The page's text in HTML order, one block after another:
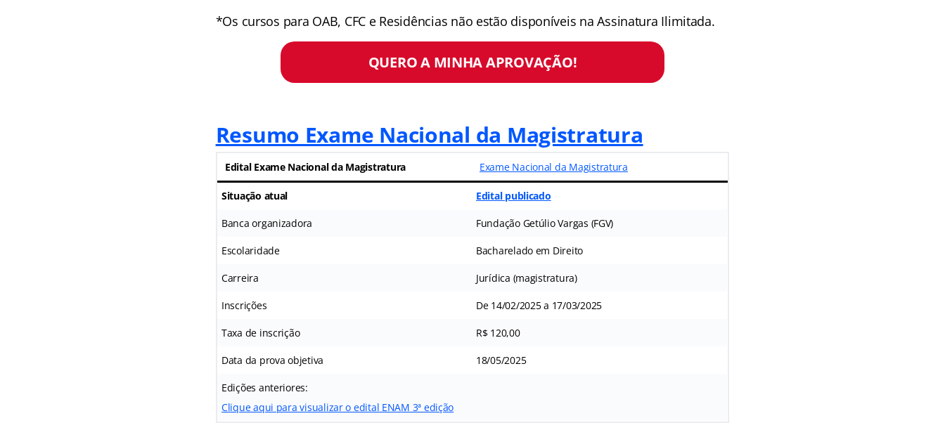
*Os cursos para OAB, CFC e Residências não estão disponíveis na Assinatura Ilimitada.
QUERO A MINHA APROVAÇÃO!
Resumo Exame Nacional da Magistratura
Edital Exame Nacional da Magistratura Exame Nacional da Magistratura
Situação atual Edital publicado
Banca organizadora Fundação Getúlio Vargas (FGV)
Escolaridade Bacharelado em Direito
Carreira Jurídica (magistratura)
Inscrições De 14/02/2025 a 17/03/2025
Taxa de inscrição R$ 120,00
Data da prova objetiva 18/05/2025
Edições anteriores:
Clique aqui para visualizar o edital ENAM 3ª edição